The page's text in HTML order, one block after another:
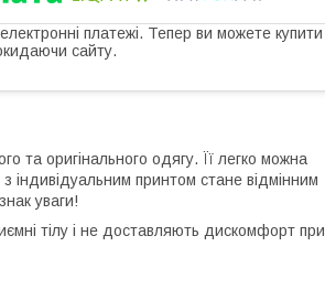
платежі. Тепер ви можете купити
сайту.
та оригінального одягу. Її легко можна
принтом стане відмінним
уваги!
тілу і не доставляють дискомфорт при